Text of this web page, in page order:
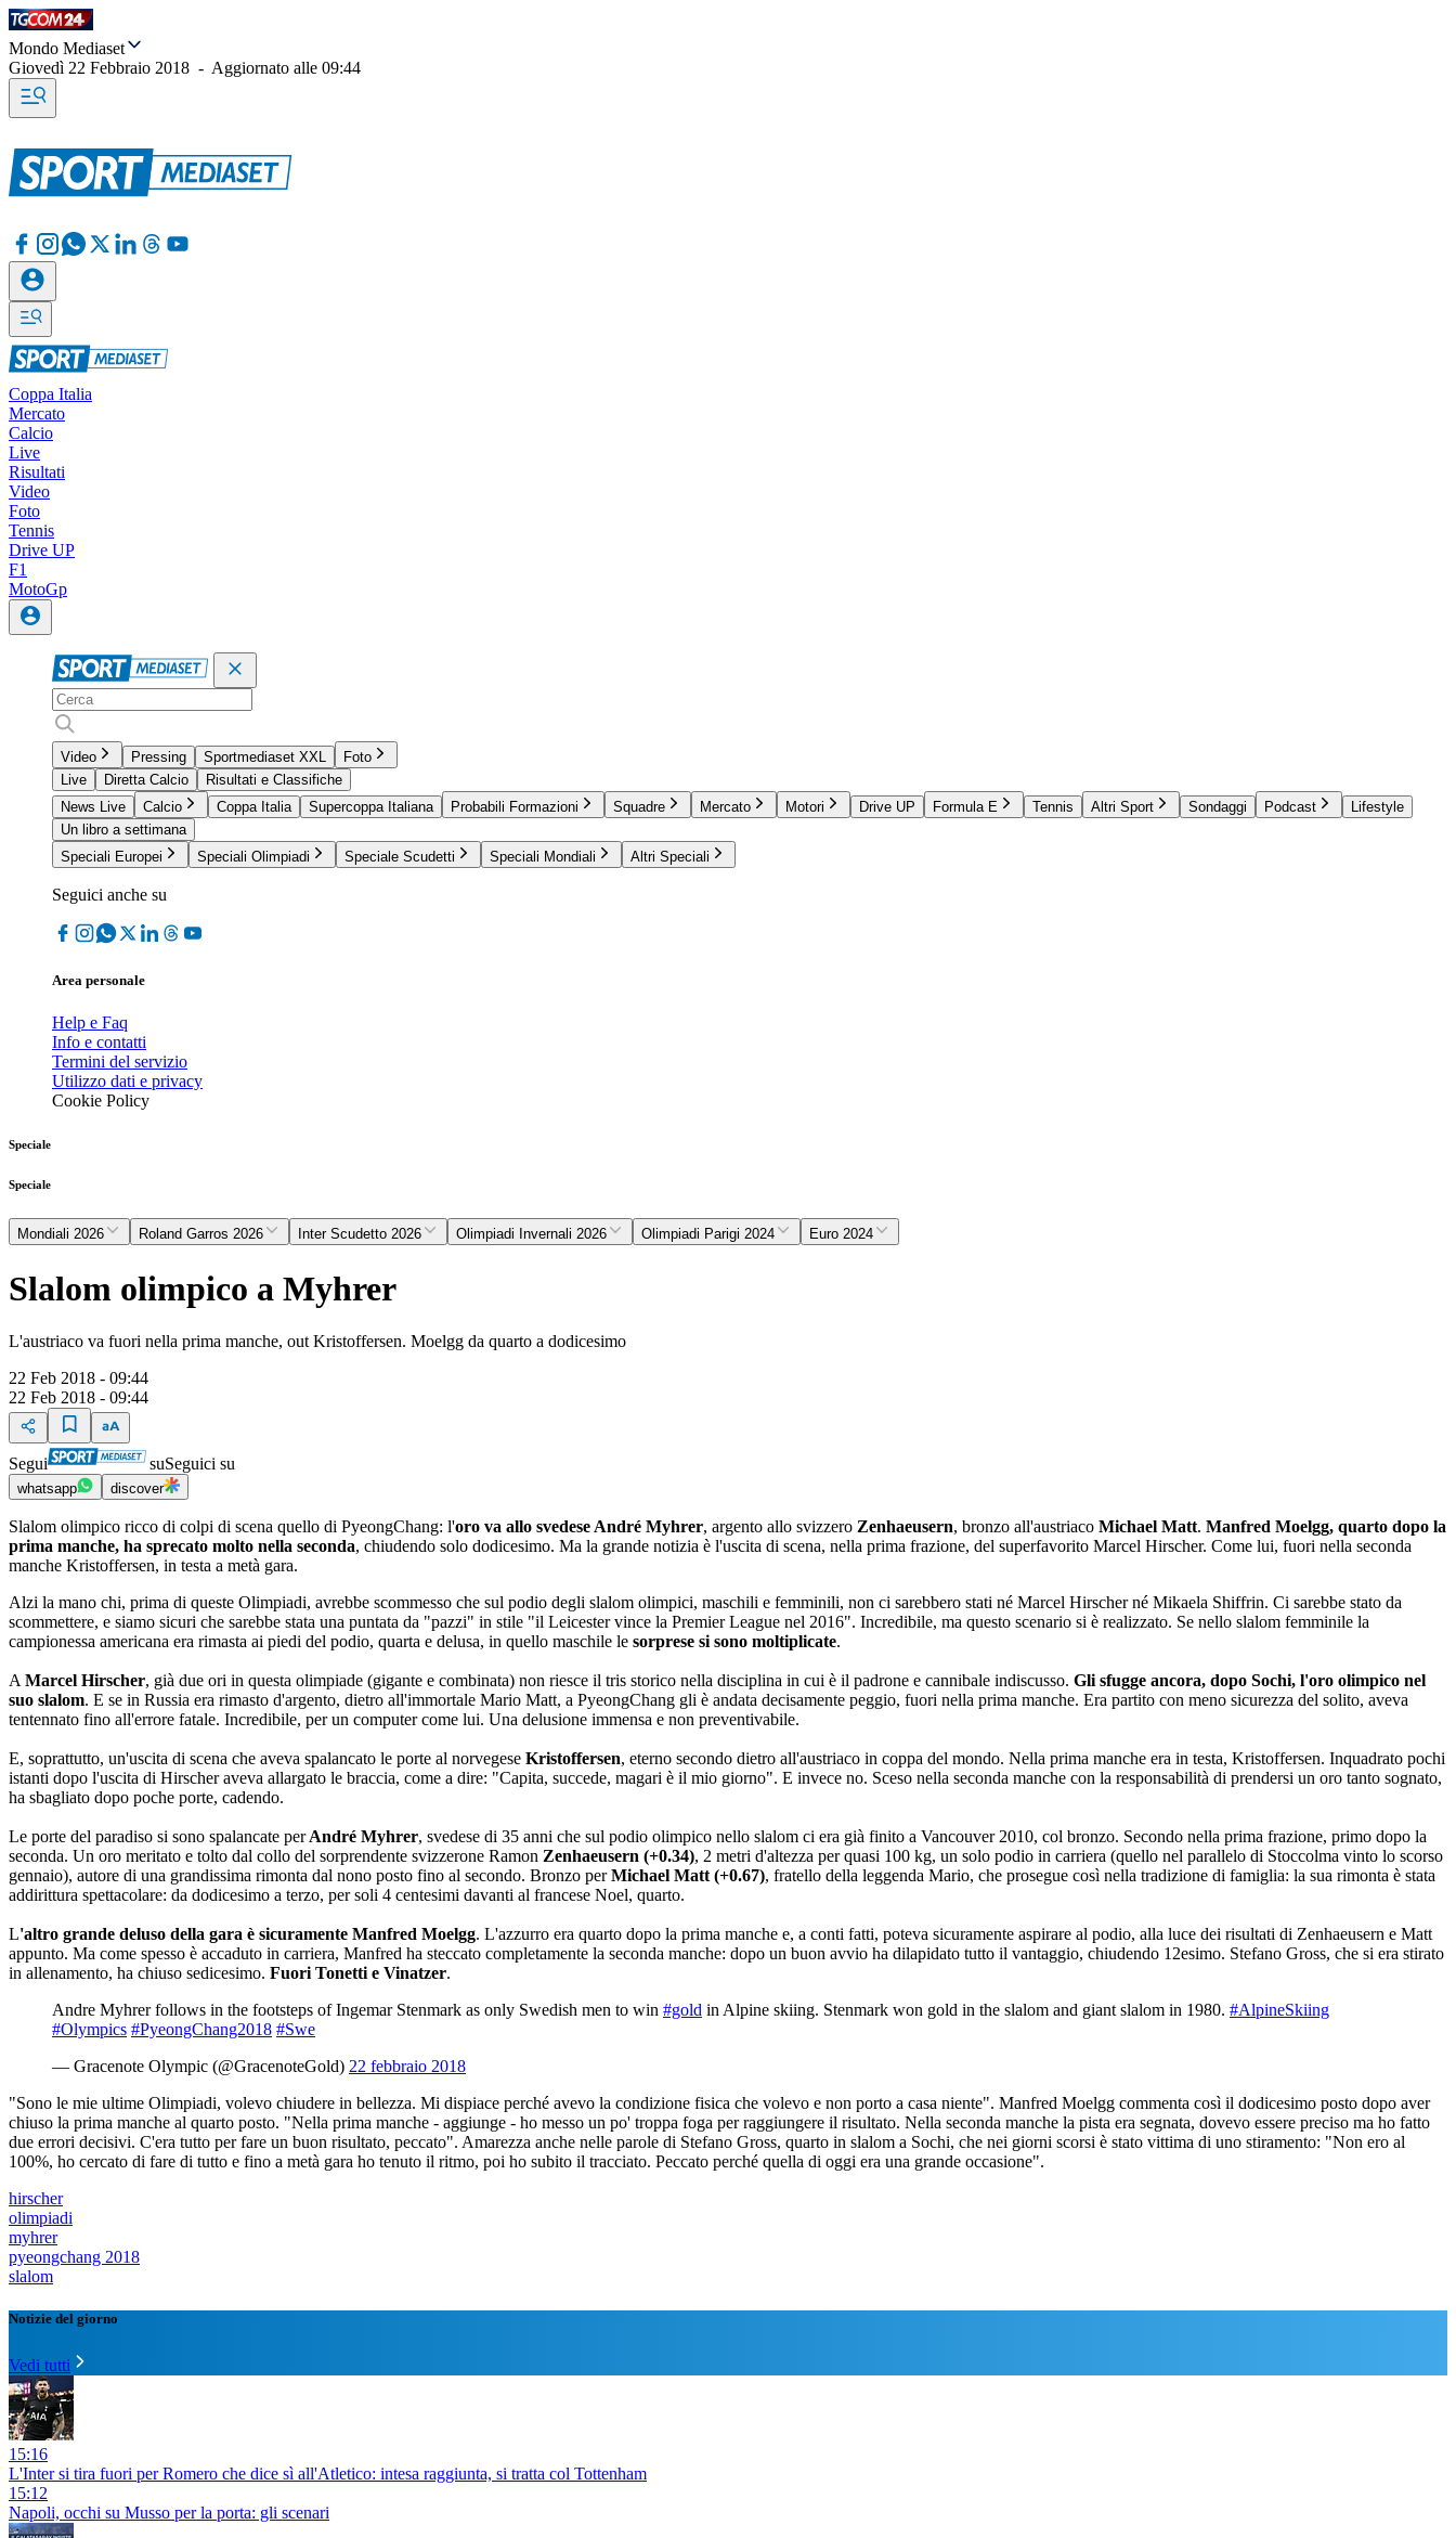
Mondo Mediaset
Giovedì 22 Febbraio 2018 - Aggiornato alle 09:44
Coppa Italia
Mercato
Calcio
Live
Risultati
Video
Foto
Tennis
Drive UP
F1
MotoGp
Video Pressing Sportmediaset XXL
Foto
Live
Diretta Calcio
Risultati e Classifiche
News Live
Calcio Coppa Italia Supercoppa Italiana Probabili Formazioni Squadre Mercato Motori Drive UP Formula E Tennis Altri Sport Sondaggi Podcast
Lifestyle
Un libro a settimana
Speciali Europei
Speciali Olimpiadi Speciale Scudetti Speciali Mondiali Altri Speciali
Seguici anche su
Area personale
Help e Faq
Info e contatti
Termini del servizio
Utilizzo dati e privacy
Cookie Policy
Speciale
Speciale
Mondiali 2026 Roland Garros 2026 Inter Scudetto 2026 Olimpiadi Invernali 2026 Olimpiadi Parigi 2024 Euro 2024
Slalom olimpico a Myhrer
L'austriaco va fuori nella prima manche, out Kristoffersen. Moelgg da quarto a dodicesimo
22 Feb 2018 - 09:44
22 Feb 2018 - 09:44
Segui suSeguici su
whatsapp discover
Slalom olimpico ricco di colpi di scena quello di PyeongChang: l'oro va allo svedese André Myhrer, argento allo svizzero Zenhaeusern, bronzo all'austriaco Michael Matt. Manfred Moelgg, quarto dopo la
prima manche, ha sprecato molto nella seconda, chiudendo solo dodicesimo. Ma la grande notizia è l'uscita di scena, nella prima frazione, del superfavorito Marcel Hirscher. Come lui, fuori nella seconda
manche Kristoffersen, in testa a metà gara.
Alzi la mano chi, prima di queste Olimpiadi, avrebbe scommesso che sul podio degli slalom olimpici, maschili e femminili, non ci sarebbero stati né Marcel Hirscher né Mikaela Shiffrin. Ci sarebbe stato da
scommettere, e siamo sicuri che sarebbe stata una puntata da "pazzi" in stile "il Leicester vince la Premier League nel 2016". Incredibile, ma questo scenario si è realizzato. Se nello slalom femminile la
campionessa americana era rimasta ai piedi del podio, quarta e delusa, in quello maschile le sorprese si sono moltiplicate.
A Marcel Hirscher, già due ori in questa olimpiade (gigante e combinata) non riesce il tris storico nella disciplina in cui è il padrone e cannibale indiscusso. Gli sfugge ancora, dopo Sochi, l'oro olimpico nel
suo slalom. E se in Russia era rimasto d'argento, dietro all'immortale Mario Matt, a PyeongChang gli è andata decisamente peggio, fuori nella prima manche. Era partito con meno sicurezza del solito, aveva
tentennato fino all'errore fatale. Incredibile, per un computer come lui. Una delusione immensa e non preventivabile.
E, soprattutto, un'uscita di scena che aveva spalancato le porte al norvegese Kristoffersen, eterno secondo dietro all'austriaco in coppa del mondo. Nella prima manche era in testa, Kristoffersen. Inquadrato pochi
istanti dopo l'uscita di Hirscher aveva allargato le braccia, come a dire: "Capita, succede, magari è il mio giorno". E invece no. Sceso nella seconda manche con la responsabilità di prendersi un oro tanto sognato,
ha sbagliato dopo poche porte, cadendo.
Le porte del paradiso si sono spalancate perAndré Myhrer, svedese di 35 anni che sul podio olimpico nello slalom ci era già finito a Vancouver 2010, col bronzo. Secondo nella prima frazione, primo dopo la
seconda. Un oro meritato e tolto dal collo del sorprendente svizzerone Ramon Zenhaeusern (+0.34), 2 metri d'altezza per quasi 100 kg, un solo podio in carriera (quello nel parallelo di Stoccolma vinto lo scorso
gennaio), autore di una grandissima rimonta dal nono posto fino al secondo. Bronzo perMichael Matt (+0.67), fratello della leggenda Mario, che prosegue così nella tradizione di famiglia: la sua rimonta è stata
addirittura spettacolare: da dodicesimo a terzo, per soli 4 centesimi davanti al francese Noel, quarto.
L'altro grande deluso della gara è sicuramente Manfred Moelgg. L'azzurro era quarto dopo la prima manche e, a conti fatti, poteva sicuramente aspirare al podio, alla luce dei risultati di Zenhaeusern e Matt
appunto. Ma come spesso è accaduto in carriera, Manfred ha steccato completamente la seconda manche: dopo un buon avvio ha dilapidato tutto il vantaggio, chiudendo 12esimo. Stefano Gross, che si era stirato
in allenamento, ha chiuso sedicesimo. Fuori Tonetti e Vinatzer.
Andre Myhrer follows in the footsteps of Ingemar Stenmark as only Swedish men to win #gold in Alpine skiing. Stenmark won gold in the slalom and giant slalom in 1980. #AlpineSkiing
#Olympics #PyeongChang2018 #Swe
— Gracenote Olympic (@GracenoteGold) 22 febbraio 2018
"Sono le mie ultime Olimpiadi, volevo chiudere in bellezza. Mi dispiace perché avevo la condizione fisica che volevo e non porto a casa niente". Manfred Moelgg commenta così il dodicesimo posto dopo aver
chiuso la prima manche al quarto posto. "Nella prima manche - aggiunge - ho messo un po' troppa foga per raggiungere il risultato. Nella seconda manche la pista era segnata, dovevo essere preciso ma ho fatto
due errori decisivi. C'era tutto per fare un buon risultato, peccato". Amarezza anche nelle parole di Stefano Gross, quarto in slalom a Sochi, che nei giorni scorsi è stato vittima di uno stiramento: "Non ero al
100%, ho cercato di fare di tutto e fino a metà gara ho tenuto il ritmo, poi ho subito il tracciato. Peccato perché quella di oggi era una grande occasione".
hirscher
olimpiadi
myhrer
pyeongchang 2018
slalom
Notizie del giorno
Vedi tutti
15:16
L'Inter si tira fuori per Romero che dice sì all'Atletico: intesa raggiunta, si tratta col Tottenham
15:12
Napoli, occhi su Musso per la porta: gli scenari